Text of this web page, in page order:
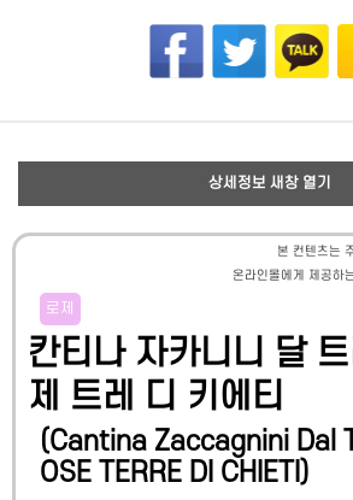
상세정보 새창 열기
본 컨텐츠는
온라인몰에게 제공하
로제
칸티나 자카니니 달
제 트레 디 키에티
(Cantina Zaccagnini Dal
OSE TERRE DI CHIETI )